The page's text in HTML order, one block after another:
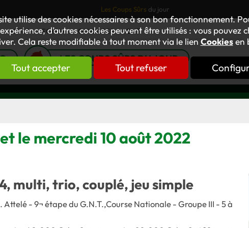
utilise des cookies nécessaires à son bon fonctionnement.
d’autres cookies peuvent être utilisés : vous pouvez
Cela reste modifiable à tout moment via le lien Cookiesen
Tout accepter Tout refuser
Les Coups Sûrs du jour
ACTUS FORUM OUVRAGES GNT
LES COUPS SÛRS DU JOUR
le mercredi 10 août 2022
multi, trio, couplé, jeu simple
- 9¬ étape du G.N.T.,Course Nationale - Groupe III - 5 à